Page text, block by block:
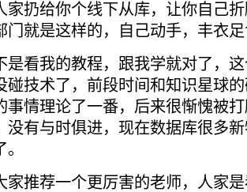
家扔给你个线下从库，让你自己
门就是这样的，自己动手，丰衣
是看我的教程，跟我学就对了，
碰技术了，前段时间和知识星球
事情理论了一番，后来很惭愧被
没有与时俱进，现在数据库很多
家推荐一个更厉害的老师，人家